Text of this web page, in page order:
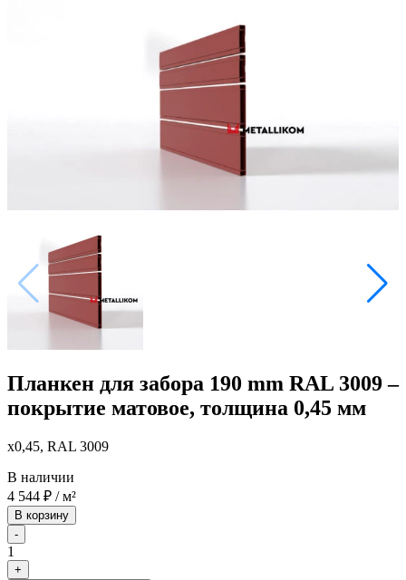
Планкен для забора 190 mm RAL 3009 –
покрытие матовое, толщина 0,45 мм
x0,45, RAL 3009
В наличии
4 544 ₽ / м²
В корзину
-
1
+